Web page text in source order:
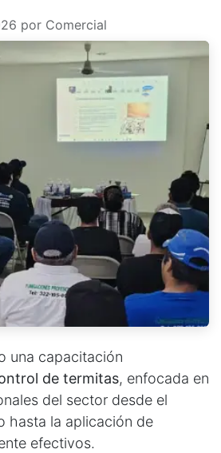
por Comercial
una capacitación
de termitas, enfocada en
del sector desde el
hasta la aplicación de
efectivos.